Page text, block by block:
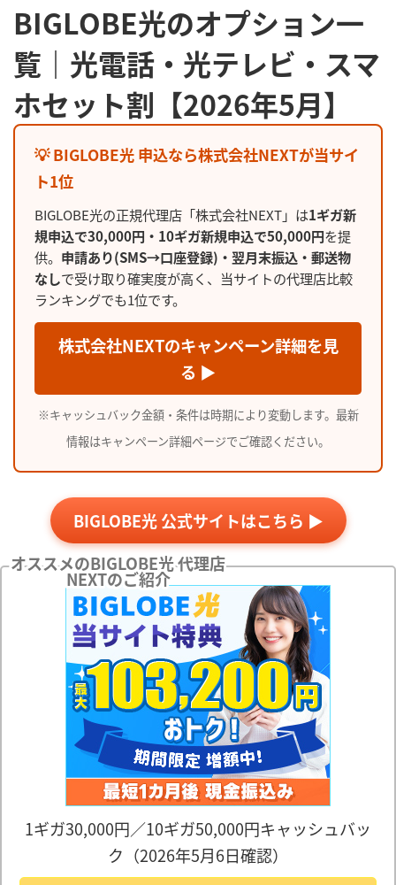
BIGLOBE光のオプション一
覧｜光電話・光テレビ・スマ
ホセット割【2026年5月】
💡 BIGLOBE光 申込なら株式会社NEXTが当サイ
ト1位
BIGLOBE光の正規代理店「株式会社NEXT」は1ギガ新
規申込で30,000円・10ギガ新規申込で50,000円を提
供。 申請あり(SMS→口座登録)・翌月末振込・郵送物
なしで受け取り確実度が高く、当サイトの代理店比較
ランキングでも1位です。
株式会社NEXTのキャンペーン詳細を見
る ▶
※キャッシュバック金額・条件は時期により変動します。最新
情報はキャンペーン詳細ページでご確認ください。
BIGLOBE光 公式サイトはこちら ▶
オススメのBIGLOBE光 代理店
NEXTのご紹介
1ギガ30,000円／10ギガ50,000円キャッシュバッ
ク（2026年5月6日確認）